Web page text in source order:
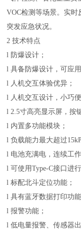
VOC检测等场景。
突发应急状况。
2 技术特点
l 防爆设计；
l具备防爆设计，可应用
l 人机交互体验优异；
l 人机交互设计，小巧便携
l2.5寸高亮显示屏，按键
l 内置多功能模块；
l负载能力最大超过
l 电池充满电，连续
l可使用Type-C接口进行充
l标配北斗定位功能；
l具有蓝牙数据打印功能
l报警功能；
l低电量报警、传感器